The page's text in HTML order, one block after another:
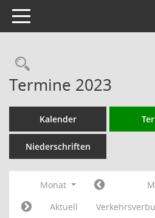
Toggle navigation
Rechercheauswahl
Termine 2023
Kalender
Niederschriften
Monat
Aktuell